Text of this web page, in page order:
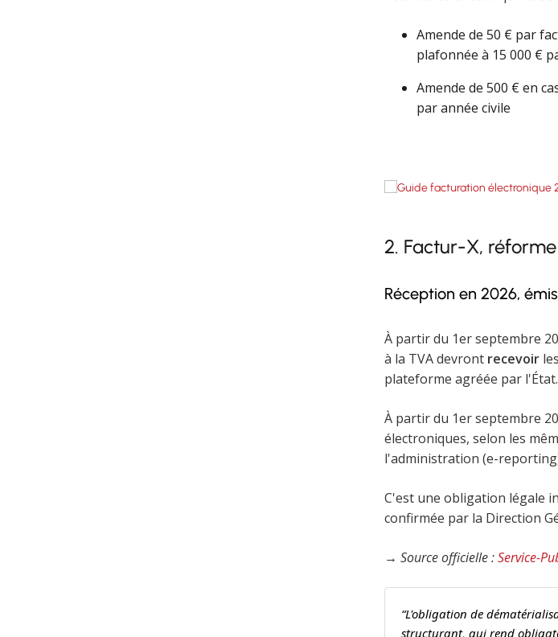
Amende de 50 € par
plafonnée à 15 000 €
Amende de 500 € en
par année civile
2. Factur-X,
Réception en 2026,
À partir du 1er septembre
à la TVA devront recevoir
plateforme agréée par l'État.
À partir du 1er septembre
électroniques, selon les
l'administration (e-
C'est une obligation légale
confirmée par la Direction
→ Source officielle :Service-
“L'obligation de
structurant, qui rend